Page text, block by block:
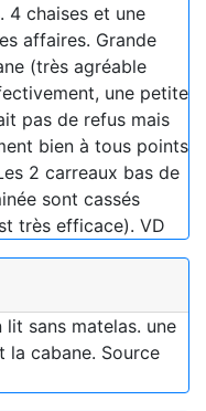
4 chaises et une
affaires. Grande
(très agréable
une petite
pas de refus mais
bien à tous points
2 carreaux bas de
sont cassés
très efficace). VD
lit sans matelas. une
la cabane. Source